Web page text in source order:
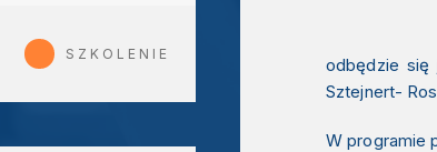
odbędzie się
Sztejnert-
W programie
SZKOLENIE